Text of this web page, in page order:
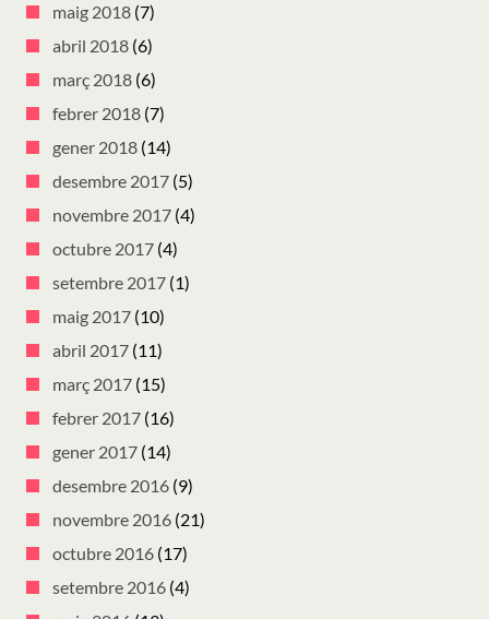
maig 2018 (7)
abril 2018 (6)
març 2018 (6)
febrer 2018 (7)
gener 2018 (14)
desembre 2017 (5)
novembre 2017 (4)
octubre 2017 (4)
setembre 2017 (1)
maig 2017 (10)
abril 2017 (11)
març 2017 (15)
febrer 2017 (16)
gener 2017 (14)
desembre 2016 (9)
novembre 2016 (21)
octubre 2016 (17)
setembre 2016 (4)